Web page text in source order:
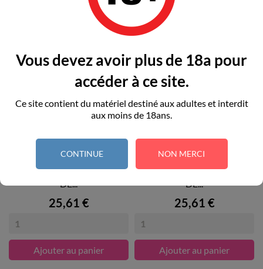
Vous devez avoir plus de 18a pour
accéder à ce site.
Ce site contient du matériel destiné aux adultes et interdit
aux moins de 18ans.
CONTINUE NON MERCI
SHUNGA - KIT DE POUDRE
DE...
Prix
25,61 €
Ajouter au panier
SHUNGA - KIT DE POUDRE
DE...
Prix
25,61 €
Ajouter au panier